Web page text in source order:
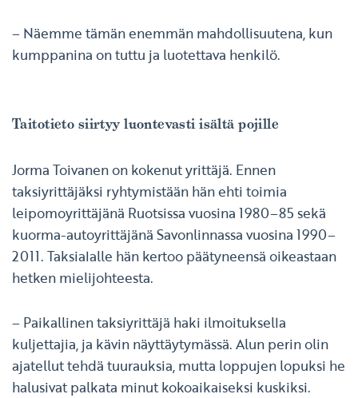
– Näemme tämän enemmän mahdollisuutena, kun
kumppanina on tuttu ja luotettava henkilö.
Taitotieto siirtyy luontevasti isältä pojille
Jorma Toivanen on kokenut yrittäjä. Ennen
taksiyrittäjäksi ryhtymistään hän ehti toimia
leipomoyrittäjänä Ruotsissa vuosina 1980–85 sekä
kuorma-autoyrittäjänä Savonlinnassa vuosina 1990–
2011. Taksialalle hän kertoo päätyneensä oikeastaan
hetken mielijohteesta.
– Paikallinen taksiyrittäjä haki ilmoituksella
kuljettajia, ja kävin näyttäytymässä. Alun perin olin
ajatellut tehdä tuurauksia, mutta loppujen lopuksi he
halusivat palkata minut kokoaikaiseksi kuskiksi.